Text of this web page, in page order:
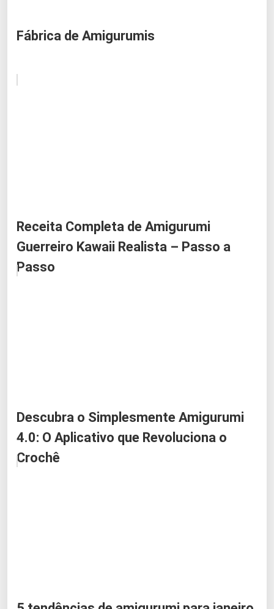
Fábrica de Amigurumis
Receita Completa de Amigurumi
Guerreiro Kawaii Realista – Passo a
Passo
Descubra o Simplesmente Amigurumi
4.0: O Aplicativo que Revoluciona o
Crochê